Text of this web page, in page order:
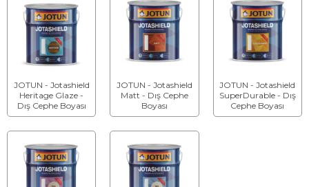
JOTUN - Jotashield
Heritage Glaze -
Dış Cephe Boyası
JOTUN - Jotashield
Matt - Dış Cephe
Boyası
JOTUN - Jotashield
SuperDurable - Dış
Cephe Boyası